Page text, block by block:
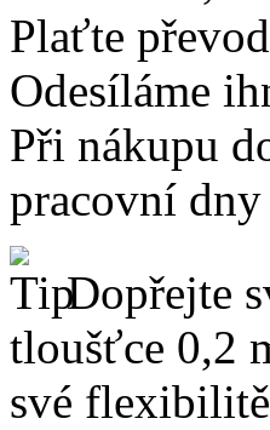
Plaťte
Odesíláme
Při nákupu
pracovní dny
Dopřejte
tloušťce 0,2
své